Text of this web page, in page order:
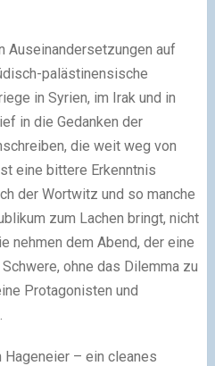
Auseinandersetzungen auf
palästinensische
in Syrien, im Irak und in
in die Gedanken der
die weit weg von
eine bittere Erkenntnis
der Wortwitz und so manche
zum Lachen bringt, nicht
nehmen dem Abend, der eine
ohne das Dilemma zu
Protagonisten und
– ein cleanes